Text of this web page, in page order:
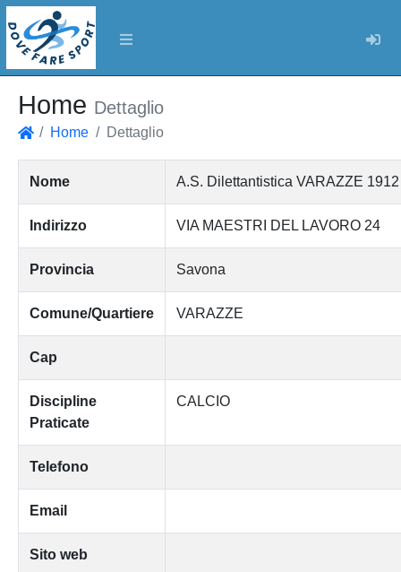
Home Dettaglio
Home Dettaglio
Nome A.S. Dilettantistica VARAZZE
Indirizzo VIA MAESTRI DEL LAVORO 24
Provincia Savona
Comune/Quartiere VARAZZE
Cap
Discipline
Praticate
CALCIO
Telefono
Email
Sito web